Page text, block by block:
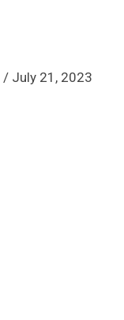
/ July 21, 2023